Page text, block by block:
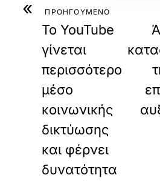
« ΠΡΟΗΓΟΥΜΕΝΟ
Το YouTube
γίνεται
περισσότερο
μέσο
κοινωνικής
δικτύωσης
και φέρνει
δυνατότητα